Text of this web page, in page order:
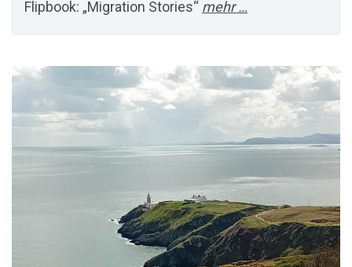
Flipbook: „Migration Stories“ mehr …